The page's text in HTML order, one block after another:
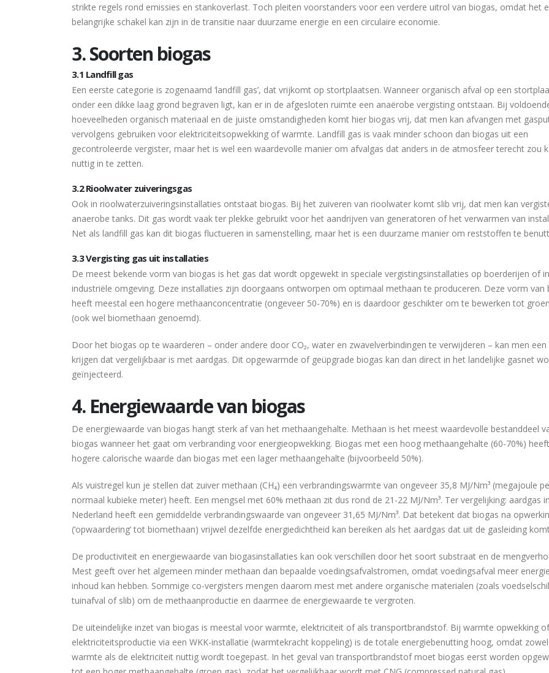
strikte regels rond emissies en stankoverlast. Toch pleiten voorstanders voor een verdere uitrol van biogas, omdat het
belangrijke schakel kan zijn in de transitie naar duurzame energie en een circulaire economie.
3. Soorten biogas
3.1 Landfill gas
Een eerste categorie is zogenaamd ‘landfill gas’, dat vrijkomt op stortplaatsen. Wanneer organisch afval op een
onder een dikke laag grond begraven ligt, kan er in de afgesloten ruimte een anaërobe vergisting ontstaan. Bij
hoeveelheden organisch materiaal en de juiste omstandigheden komt hier biogas vrij, dat men kan afvangen met
vervolgens gebruiken voor elektriciteitsopwekking of warmte. Landfill gas is vaak minder schoon dan biogas uit een
gecontroleerde vergister, maar het is wel een waardevolle manier om afvalgas dat anders in de atmosfeer terecht zou
nuttig in te zetten.
3.2 Rioolwater zuiveringsgas
Ook in rioolwaterzuiveringsinstallaties ontstaat biogas. Bij het zuiveren van rioolwater komt slib vrij, dat men kan
anaerobe tanks. Dit gas wordt vaak ter plekke gebruikt voor het aandrijven van generatoren of het verwarmen van
Net als landfill gas kan dit biogas fluctueren in samenstelling, maar het is een duurzame manier om reststoffen te
3.3 Vergisting gas uit installaties
De meest bekende vorm van biogas is het gas dat wordt opgewekt in speciale vergistingsinstallaties op boerderijen of in
industriële omgeving. Deze installaties zijn doorgaans ontworpen om optimaal methaan te produceren. Deze vorm van
heeft meestal een hogere methaanconcentratie (ongeveer 50-70%) en is daardoor geschikter om te bewerken tot
(ook wel biomethaan genoemd).
Door het biogas op te waarderen – onder andere door CO₂, water en zwavelverbindingen te verwijderen – kan men een
krijgen dat vergelijkbaar is met aardgas. Dit opgewarmde of geüpgrade biogas kan dan direct in het landelijke gasnet
geïnjecteerd.
4. Energiewaarde van biogas
De energiewaarde van biogas hangt sterk af van het methaangehalte. Methaan is het meest waardevolle bestanddeel
biogas wanneer het gaat om verbranding voor energieopwekking. Biogas met een hoog methaangehalte (60-70%)
hogere calorische waarde dan biogas met een lager methaangehalte (bijvoorbeeld 50%).
Als vuistregel kun je stellen dat zuiver methaan (CH₄) een verbrandingswarmte van ongeveer 35,8 MJ/Nm³ (megajoule
normaal kubieke meter) heeft. Een mengsel met 60% methaan zit dus rond de 21-22 MJ/Nm³. Ter vergelijking: aardgas in
Nederland heeft een gemiddelde verbrandingswaarde van ongeveer 31,65 MJ/Nm³. Dat betekent dat biogas na
(‘opwaardering’ tot biomethaan) vrijwel dezelfde energiedichtheid kan bereiken als het aardgas dat uit de gasleiding
De productiviteit en energiewaarde van biogasinstallaties kan ook verschillen door het soort substraat en de
Mest geeft over het algemeen minder methaan dan bepaalde voedingsafvalstromen, omdat voedingsafval meer
inhoud kan hebben. Sommige co-vergisters mengen daarom mest met andere organische materialen (zoals
tuinafval of slib) om de methaanproductie en daarmee de energiewaarde te vergroten.
De uiteindelijke inzet van biogas is meestal voor warmte, elektriciteit of als transportbrandstof. Bij warmte opwekking of
elektriciteitsproductie via een WKK-installatie (warmtekracht koppeling) is de totale energiebenutting hoog, omdat
warmte als de elektriciteit nuttig wordt toegepast. In het geval van transportbrandstof moet biogas eerst worden